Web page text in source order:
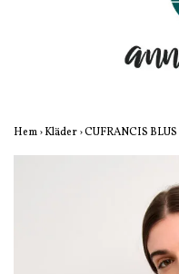
Hem›Kläder›CUFRANCIS BLUS